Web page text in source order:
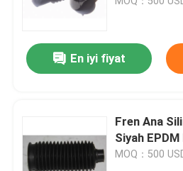
Kauçuk yağ keçesi
Otomotiv petrol mühürler
Kamyon Yağ Contaları
En iyi fiyat
Fren Ana
Siyah
MOQ：500